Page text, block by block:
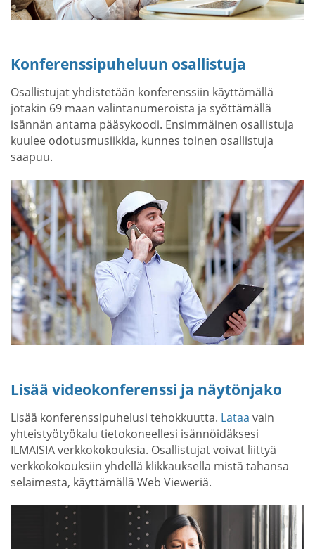
Konferenssipuheluun osallistuja
Osallistujat yhdistetään konferenssiin käyttämällä
jotakin 69 maan valintanumeroista ja syöttämällä
isännän antama pääsykoodi. Ensimmäinen osallistuja
kuulee odotusmusiikkia, kunnes toinen osallistuja
saapuu.
Lisää videokonferenssi ja näytönjako
Lisää konferenssipuhelusi tehokkuutta. Lataa vain
yhteistyötyökalu tietokoneellesi isännöidäksesi
ILMAISIA verkkokokouksia. Osallistujat voivat liittyä
verkkokokouksiin yhdellä klikkauksella mistä tahansa
selaimesta, käyttämällä Web Vieweriä.